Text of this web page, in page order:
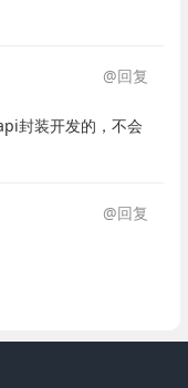
@回复
封装开发的，不会
@回复